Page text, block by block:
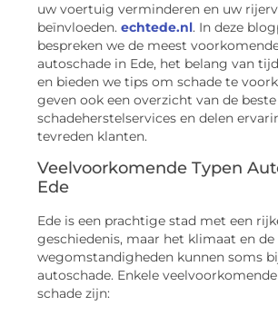
uw voertuig verminderen en uw
beïnvloeden. echtede.nl. In deze
bespreken we de meest
autoschade in Ede, het belang van
en bieden we tips om schade te
geven ook een overzicht van de
schadeherstelservices en delen
tevreden klanten.
Veelvoorkomende Typen
Ede
Ede is een prachtige stad met een
geschiedenis, maar het klimaat en de
wegomstandigheden kunnen soms
autoschade. Enkele
schade zijn: